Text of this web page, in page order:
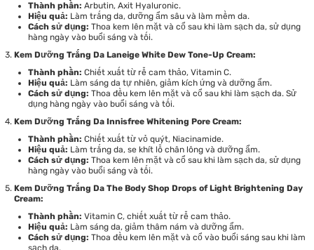
Thành phần: Arbutin, Axit Hyaluronic.
Hiệu quả: Làm trắng da, dưỡng ẩm sâu và làm mềm da.
Cách sử dụng: Thoa kem lên mặt và cổ sau khi làm sạch da, sử dụng
hàng ngày vào buổi sáng và tối.
Kem Dưỡng Trắng Da Laneige White Dew Tone-Up Cream:
Thành phần: Chiết xuất từ rễ cam thảo, Vitamin C.
Hiệu quả: Làm sáng da tự nhiên, giảm kích ứng và dưỡng ẩm.
Cách sử dụng: Thoa đều kem lên mặt và cổ sau khi làm sạch da. Sử
dụng hàng ngày vào buổi sáng và tối.
Kem Dưỡng Trắng Da Innisfree Whitening Pore Cream:
Thành phần: Chiết xuất từ vỏ quýt, Niacinamide.
Hiệu quả: Làm trắng da, se khít lỗ chân lông và dưỡng ẩm.
Cách sử dụng: Thoa kem lên mặt và cổ sau khi làm sạch da, sử dụng
hàng ngày vào buổi sáng và tối.
Kem Dưỡng Trắng Da The Body Shop Drops of Light Brightening Day
Cream:
Thành phần: Vitamin C, chiết xuất từ rễ cam thảo.
Hiệu quả: Làm sáng da, giảm thâm nám và dưỡng ẩm.
Cách sử dụng: Thoa đều kem lên mặt và cổ vào buổi sáng sau khi làm